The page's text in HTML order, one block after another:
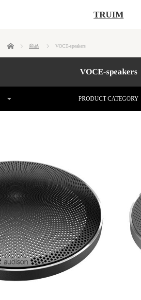
TRUIM
ホーム 商品 VOCE-speakers
VOCE-speakers
PRODUCT CATEGORY